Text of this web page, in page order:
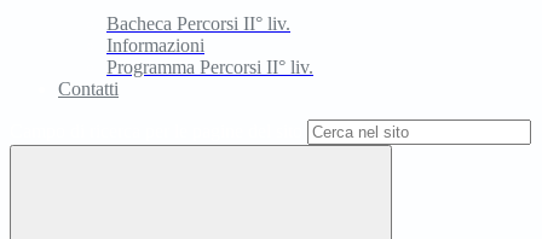
Bacheca Percorsi II° liv.
Informazioni
Programma Percorsi II° liv.
Contatti